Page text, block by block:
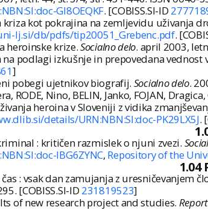
GI8OEQKF. [COBISS.SI-ID
kriza kot pokrajina na zemljevidu uživanja
lj.si/db/pdfs/tip20051_Grebenc.pdf.
heroinske krize.Socialno delo. april 2003,
na podlagi izkušnje in prepovedana
]
pobegi ujetnikov biografij. Socialno delo.
RODE, Nino, BELIN, Janko, FOJAN,
heroina v Sloveniji z vidika
details/URN:NBN:SI:doc-PK29LX5J.
: kritičen razmislek o njuni zvezi.
IBG6ZYNC, Repository of the
čas : vsak dan zamujanja z
[COBISS.SI-ID 231819523]
of new research project and studies.